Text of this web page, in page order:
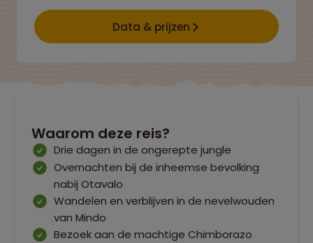
Data & prijzen
Waarom deze reis?
Drie dagen in de ongerepte jungle
Overnachten bij de inheemse bevolking
nabij Otavalo
Wandelen en verblijven in de nevelwouden
van Mindo
Bezoek aan de machtige Chimborazo